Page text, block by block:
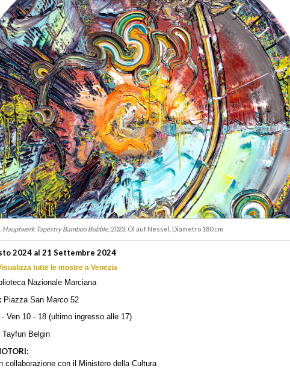
Hauptwerk Tapestry Bamboo Bubble , 2023, Öl auf Nessel, Diametro 180 cm
2024 al 21 Settembre 2024
tutte le mostre a Venezia
Nazionale Marciana
Piazza San Marco 52
- Ven 10 - 18 (ultimo ingresso alle 17)
Tayfun Belgin
collaborazione con il Ministero della Cultura